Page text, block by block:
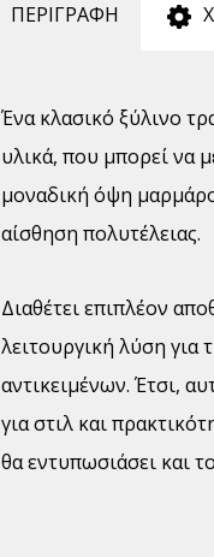
ΠΕΡΙΓΡΑΦΗ
Ένα κλασικό ξύλινο
υλικά, που μπορεί να
μοναδική όψη
αίσθηση πολυτέλειας.
Διαθέτει επιπλέον
λειτουργική λύση
αντικειμένων. Έτσι,
για στιλ και
θα εντυπωσιάσει και